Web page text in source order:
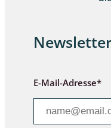
E-Mail-Adresse*